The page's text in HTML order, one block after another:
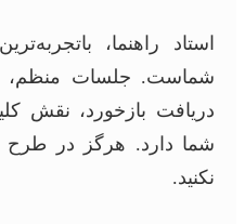
استاد راهنما،
شماست. جلسات منظم،
دریافت بازخورد، نقش
شما دارد. هرگز در طرح
نکنید.